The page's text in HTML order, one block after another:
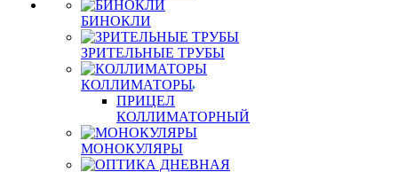
БИНОКЛИ
ЗРИТЕЛЬНЫЕ ТРУБЫ
КОЛЛИМАТОРЫ
ПРИЦЕЛ
КОЛЛИМАТОРНЫЙ
МОНОКУЛЯРЫ